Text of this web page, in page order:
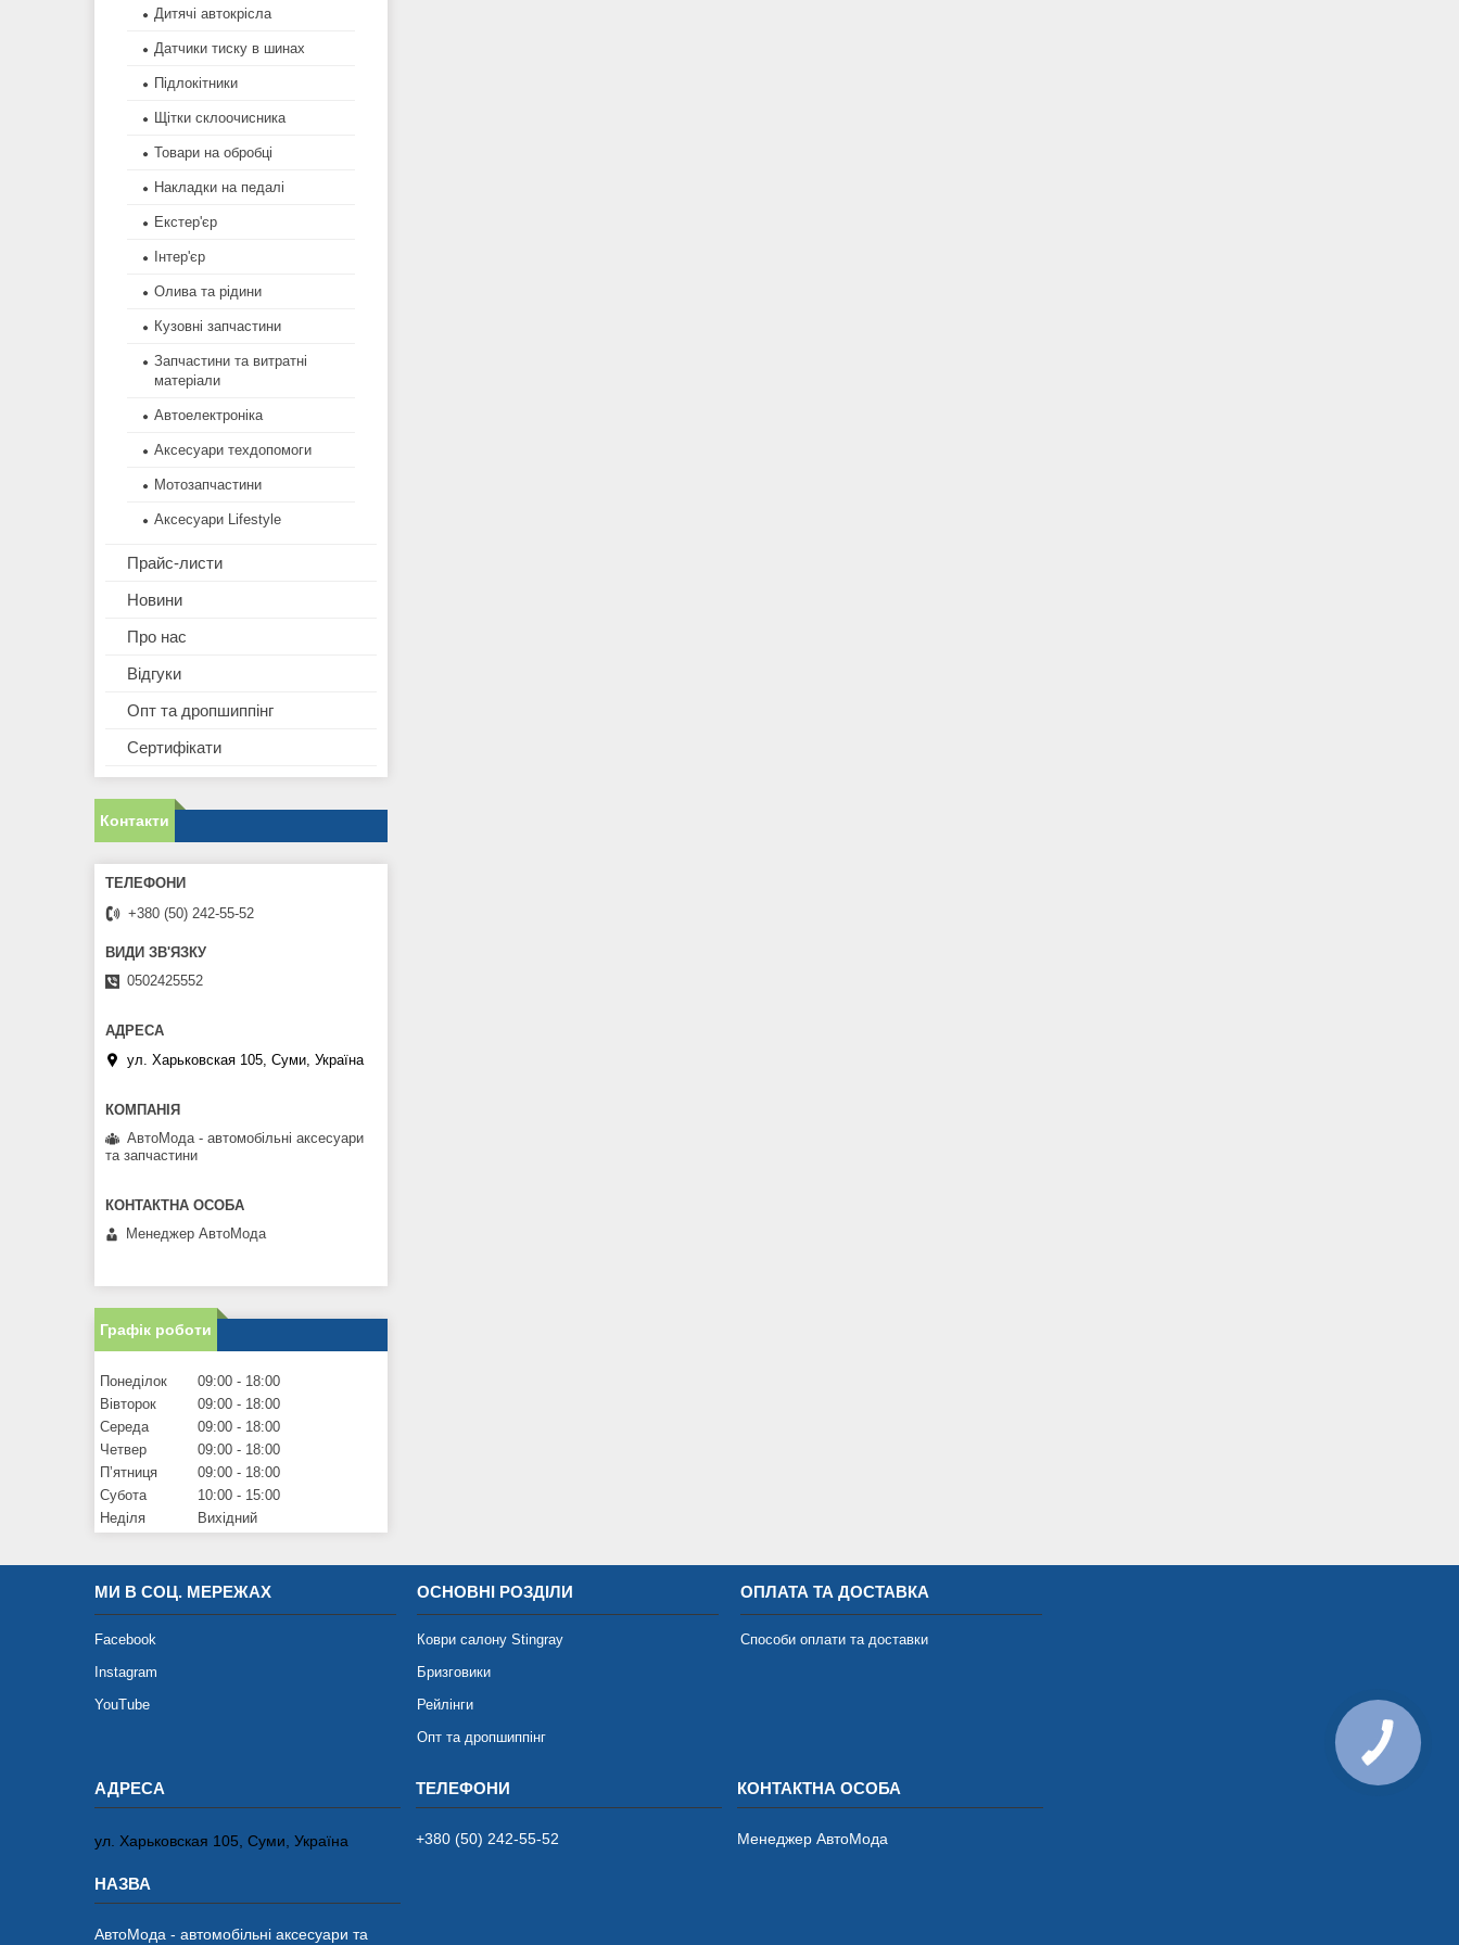
Дитячі автокрісла
Датчики тиску в шинах
Підлокітники
Щітки склоочисника
Товари на обробці
Накладки на педалі
Екстер'єр
Інтер'єр
Олива та рідини
Кузовні запчастини
Запчастини та витратні
матеріали
Автоелектроніка
Аксесуари техдопомоги
Мотозапчастини
Аксесуари Lifestyle
Прайс-листи
Новини
Про нас
Відгуки
Опт та дропшиппінг
Сертифікати
Контакти
+380 (50) 242-55-52
0502425552
ул. Харьковская 105, Суми, Україна
АвтоМода - автомобільні аксесуари
та запчастини
Менеджер АвтоМода
Графік роботи
Понеділок 09:00
18:00
Вівторок
09:00
18:00
Середа
09:00
18:00
Четвер
09:00
18:00
Пʼятниця
09:00
18:00
Субота
10:00
15:00
Неділя
Вихідний
МИ В СОЦ. МЕРЕЖАХ
Facebook
Instagram
YouTube
ОСНОВНІ РОЗДІЛИ
Коври салону Stingray
Бризговики
Рейлінги
Опт та дропшиппінг
ОПЛАТА ТА ДОСТАВКА
Способи оплати та доставки
ул. Харьковская 105, Суми, Україна
АвтоМода - автомобільні аксесуари та
+380 (50) 242-55-52 Менеджер АвтоМода